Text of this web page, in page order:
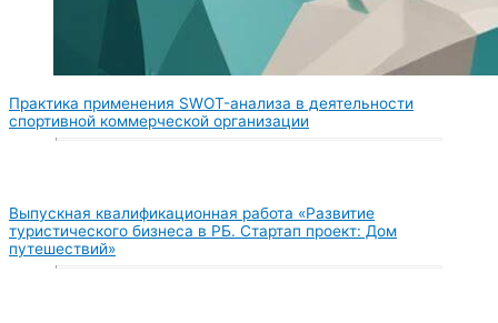
Практика применения SWOT-анализа в деятельности
спортивной коммерческой организации
Выпускная квалификационная работа «Развитие
туристического бизнеса в РБ. Стартап проект: Дом
путешествий»